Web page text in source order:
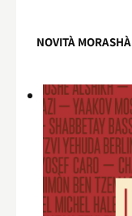
NOVITÀ MORASHÀ